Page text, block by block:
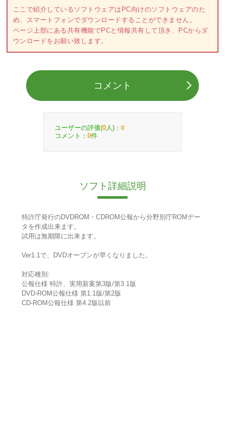
ここで紹介しているソフトウェアはPC向けのソフトウェアのた
め、スマートフォンでダウンロードすることができません。
ページ上部にある共有機能でPCと情報共有して頂き、PCからダ
ウンロードをお願い致します。
コメント
ユーザーの評価(0 人)： 0
コメント： 0件
ソフト詳細説明
特許庁発行のDVDROM・CDROM公報から分野別庁ROMデー
タを作成出来ます。
試用は無期限に出来ます。
Ver1.1で、DVDオープンが早くなりました。
対応種別:
公報仕様 特許、実用新案第3版/第3.1版
DVD-ROM公報仕様 第1.1版/第2版
CD-ROM公報仕様 第4.2版以前